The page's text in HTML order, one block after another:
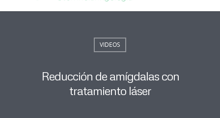
VIDEOS
Reducción de amígdalas con
tratamiento láser